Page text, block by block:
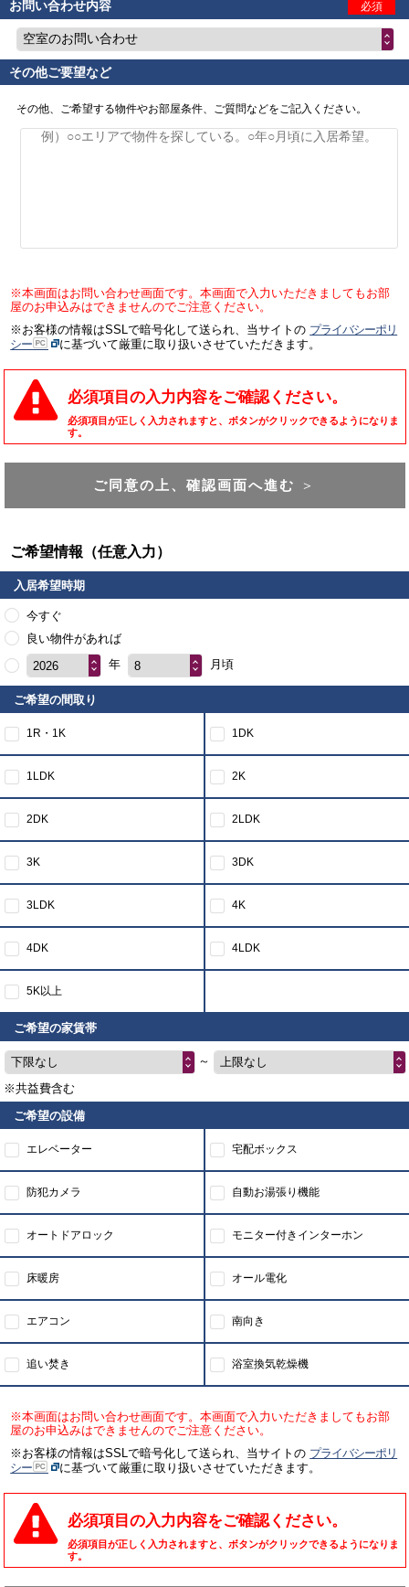
お問い合わせ内容 必須
空室のお問い合わせ
その他ご要望など
その他、ご希望する物件やお部屋条件、ご質問などをご記入ください。
※本画面はお問い合わせ画面です。本画面で入力いただきましてもお部
屋のお申込みはできませんのでご注意ください。
※お客様の情報はSSLで暗号化して送られ、当サイトの プライバシーポリ
シー
に基づいて厳重に取り扱いさせていただきます。
必須項目の入力内容をご確認ください。
必須項目が正しく入力されますと、ボタンがクリックできるようになりま
す。
ご同意の上、確認画面へ進む ＞
ご希望情報（任意入力）
入居希望時期
今すぐ
良い物件があれば
2026
年 8 月頃
ご希望の間取り
1R・1K 1DK
1LDK 2K
2DK 2LDK
3K 3DK
3LDK 4K
4DK 4LDK
5K以上
ご希望の家賃帯
下限なし ～
上限なし
※共益費含む
ご希望の設備
エレベーター 宅配ボックス
防犯カメラ 自動お湯張り機能
オートドアロック モニター付きインターホン
床暖房 オール電化
エアコン 南向き
追い焚き 浴室換気乾燥機
※本画面はお問い合わせ画面です。本画面で入力いただきましてもお部
屋のお申込みはできませんのでご注意ください。
※お客様の情報はSSLで暗号化して送られ、当サイトの プライバシーポリ
シー
に基づいて厳重に取り扱いさせていただきます。
必須項目の入力内容をご確認ください。
必須項目が正しく入力されますと、ボタンがクリックできるようになりま
す。